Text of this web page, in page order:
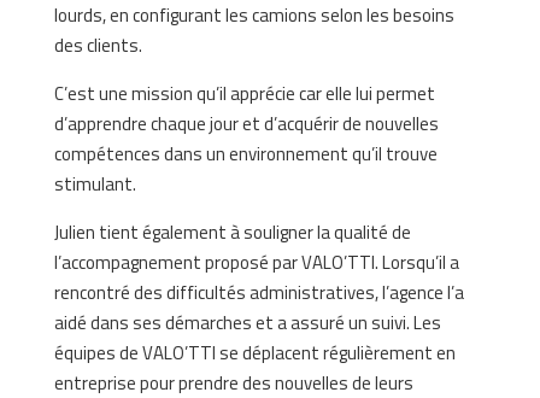
lourds, en configurant les camions selon les besoins
des clients.
C’est une mission qu’il apprécie car elle lui permet
d’apprendre chaque jour et d’acquérir de nouvelles
compétences dans un environnement qu’il trouve
stimulant.
Julien tient également à souligner la qualité de
l’accompagnement proposé par VALO’TTI. Lorsqu’il a
rencontré des difficultés administratives, l’agence l’a
aidé dans ses démarches et a assuré un suivi. Les
équipes de VALO’TTI se déplacent régulièrement en
entreprise pour prendre des nouvelles de leurs